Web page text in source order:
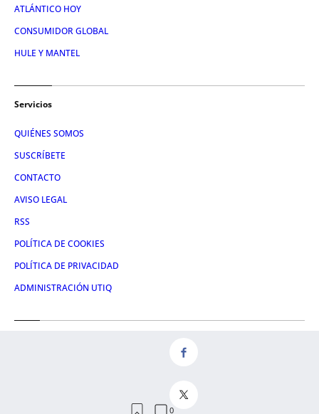
ATLÁNTICO HOY
CONSUMIDOR GLOBAL
HULE Y MANTEL
Servicios
QUIÉNES SOMOS
SUSCRÍBETE
CONTACTO
AVISO LEGAL
RSS
POLÍTICA DE COOKIES
POLÍTICA DE PRIVACIDAD
ADMINISTRACIÓN UTIQ